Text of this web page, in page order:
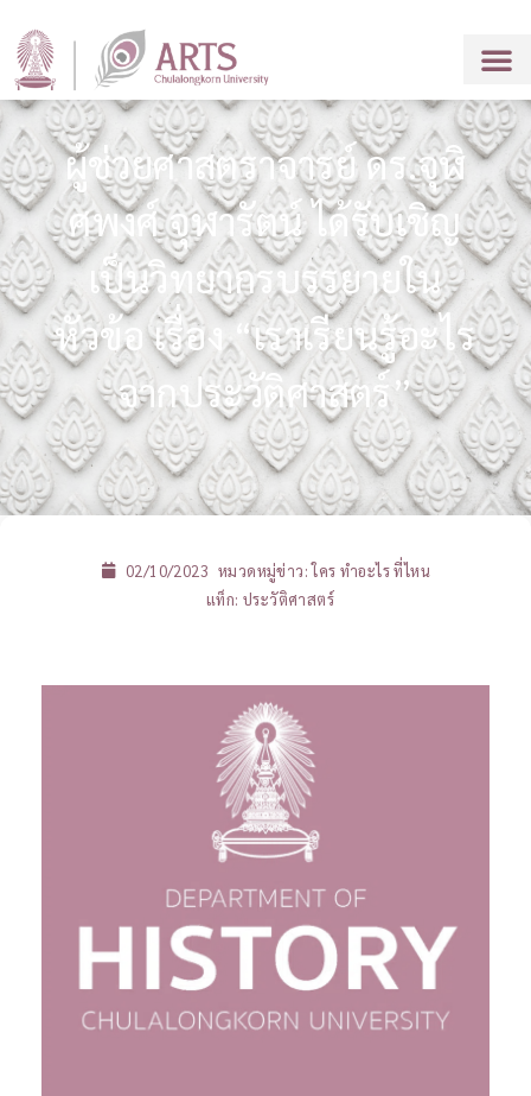
ผู้ช่วยศาสตราจารย์ ดร.จุฬิ
ศพงศ์ จุฬารัตน์ ได้รับเชิญ
เป็นวิทยากรบรรยายใน
หัวข้อ เรื่อง “เราเรียนรู้อะไร
จากประวัติศาสตร์”
02/10/2023 หมวดหมู่ข่าว:ใคร ทำอะไร ที่ไหน
แท็ก: ประวัติศาสตร์